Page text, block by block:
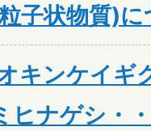
子状物質)
キンケイギ
ヒナゲシ・